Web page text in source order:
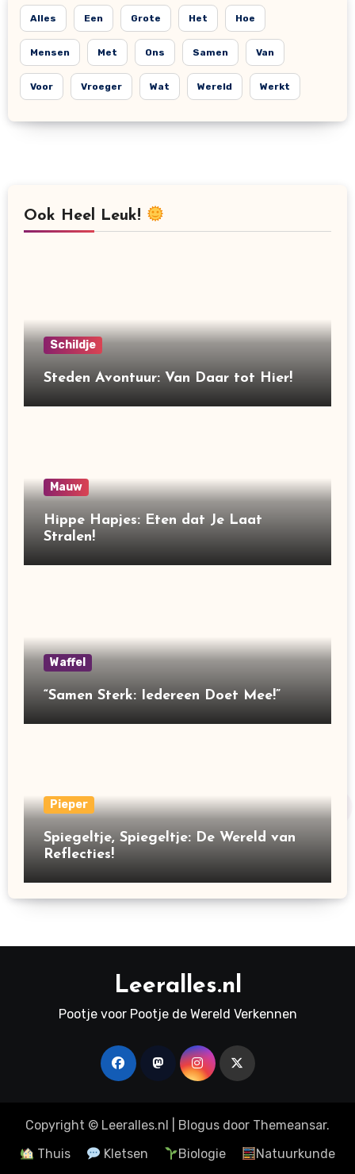
Alles Een Grote Het Hoe
Mensen Met Ons Samen Van
Voor Vroeger Wat Wereld Werkt
Ook Heel Leuk!
Schildje
Steden Avontuur: Van Daar tot Hier!
Mauw
Hippe Hapjes: Eten dat Je Laat
Stralen!
Waffel
“Samen Sterk: Iedereen Doet Mee!”
Pieper
Spiegeltje, Spiegeltje: De Wereld van
Reflecties!
Leeralles.nl
Pootje voor Pootje de Wereld Verkennen
Copyright © Leeralles.nl Blogus door Themeansar.
Thuis
Kletsen Biologie Natuurkunde